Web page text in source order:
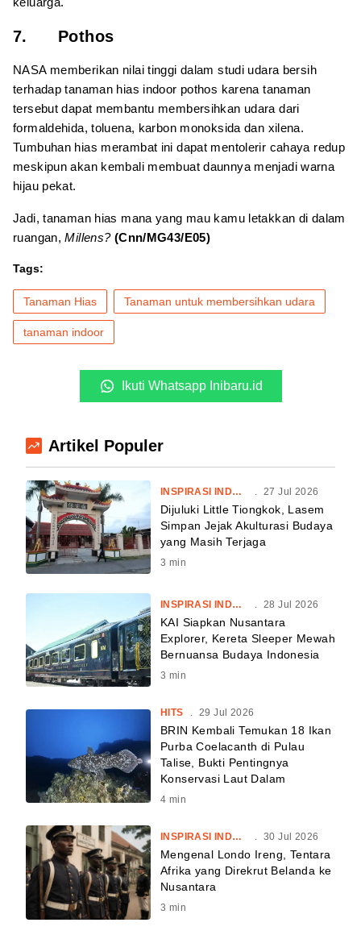
7. Pothos
NASA memberikan nilai tinggi dalam studi udara bersih
terhadap tanaman hias indoor pothos karena tanaman
tersebut dapat membantu membersihkan udara dari
formaldehida, toluena, karbon monoksida dan xilena.
Tumbuhan hias merambat ini dapat mentolerir cahaya redup
meskipun akan kembali membuat daunnya menjadi warna
hijau pekat.
Jadi, tanaman hias mana yang mau kamu letakkan di dalam
ruangan,Millens? (Cnn/MG43/E05)
Tags:
Tanaman Hias Tanaman untuk membersihkan udara
tanaman indoor
Ikuti Whatsapp Inibaru.id
Artikel Populer
INSPIRASI INDONESIA . 27 Jul 2026
Dijuluki Little Tiongkok, Lasem
Simpan Jejak Akulturasi Budaya
yang Masih Terjaga
3 min
INSPIRASI INDONESIA . 28 Jul 2026
KAI Siapkan Nusantara
Explorer, Kereta Sleeper Mewah
Bernuansa Budaya Indonesia
3 min
HITS . 29 Jul 2026
BRIN Kembali Temukan 18 Ikan
Purba Coelacanth di Pulau
Talise, Bukti Pentingnya
Konservasi Laut Dalam
4 min
INSPIRASI INDONESIA . 30 Jul 2026
Mengenal Londo Ireng, Tentara
Afrika yang Direkrut Belanda ke
Nusantara
3 min